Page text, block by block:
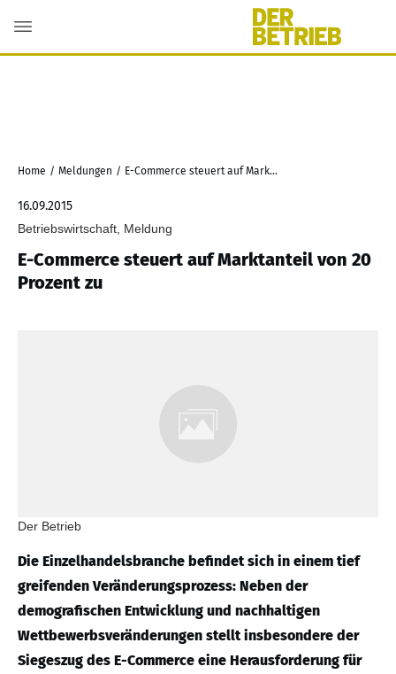
Home / Meldungen / E-Commerce steuert auf Marktanteil von 20 Prozent zu
16.09.2015
Betriebswirtschaft, Meldung
E-Commerce steuert auf Marktanteil von 20
Prozent zu
Der Betrieb
Die Einzelhandelsbranche befindet sich in einem tief
greifenden Veränderungsprozess: Neben der
demografischen Entwicklung und nachhaltigen
Wettbewerbsveränderungen stellt insbesondere der
Siegeszug des E-Commerce eine Herausforderung für